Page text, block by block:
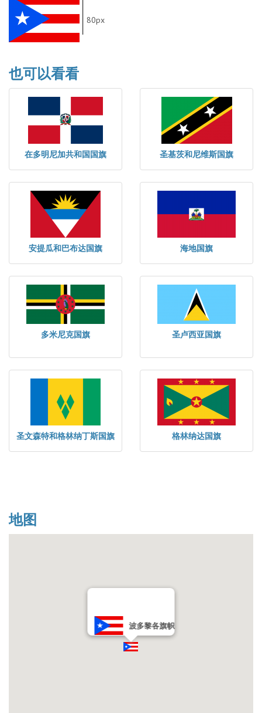
80px
也可以看看
在多明尼加共和国国旗 圣基茨和尼维斯国旗
安提瓜和巴布达国旗 海地国旗
多米尼克国旗 圣卢西亚国旗
圣文森特和格林纳丁斯国旗 格林纳达国旗
地图
波多黎各旗帜